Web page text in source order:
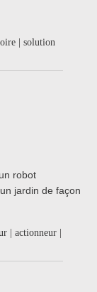
| solution
robot
jardin de façon
| actionneur |